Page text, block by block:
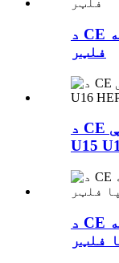
د CE معیاري پاک خونه H14 HEPA
فلټر
د CE معیاري پاکې خونې H13 H14
د CE معیاري پاک خونه HVAC ژور
فلټر